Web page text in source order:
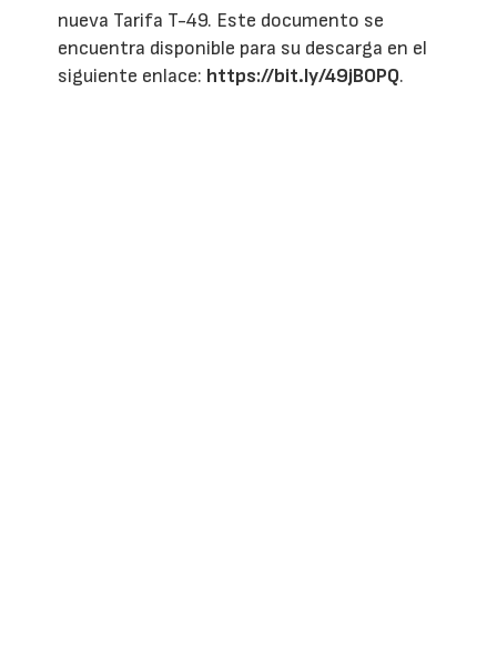
nueva Tarifa T-49. Este documento se
encuentra disponible para su descarga en el
siguiente enlace: https://bit.ly/49jBOPQ.